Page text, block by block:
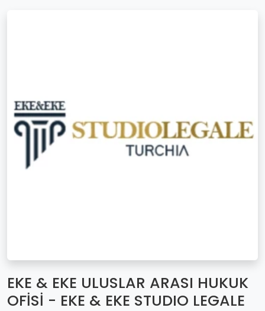
EKE & EKE ULUSLAR ARASI HUKUK
OFİSİ - EKE & EKE STUDIO LEGALE